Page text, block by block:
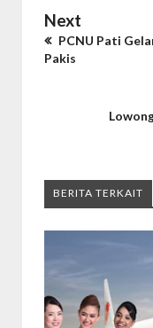
Next
PCNU Pati
Pakis
BERITA TERKAIT